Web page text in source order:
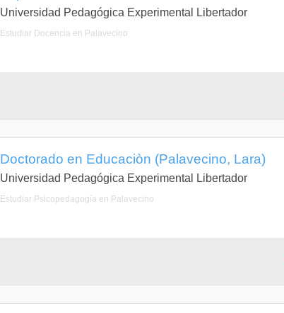
Universidad Pedagógica Experimental Libertador
Estudiar Docencia en Palavecino
Doctorado en Educaciòn (Palavecino, Lara)
Universidad Pedagógica Experimental Libertador
Estudiar Psicopedagogía en Palavecino